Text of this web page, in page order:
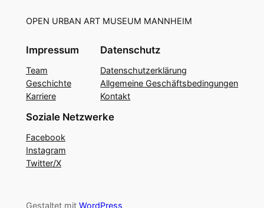
OPEN URBAN ART MUSEUM MANNHEIM
Impressum
Team
Geschichte
Karriere
Datenschutz
Datenschutzerklärung
Allgemeine Geschäftsbedingungen
Kontakt
Soziale Netzwerke
Facebook
Instagram
Twitter/X
Gestaltet mit WordPress